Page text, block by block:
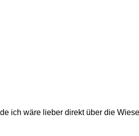
ich wäre lieber direkt über die